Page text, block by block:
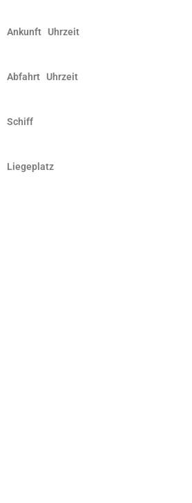
Ankunft Uhrzeit
Abfahrt Uhrzeit
Schiff
Liegeplatz